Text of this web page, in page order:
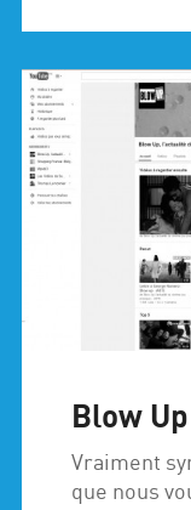
Blow Up
Vraiment
que nous